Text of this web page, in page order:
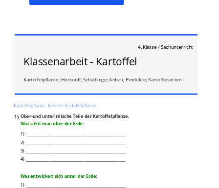
4. Klasse / Sachunterricht
Klassenarbeit - Kartoffel
Kartoffelpflanze; Herkunft; Schädlinge; Anbau; Produkte; Kartoffelsorten
Kartoffelpflanze, Teile der Kartoffelpflanze
1) Ober-und unterirdische Teile der Kartoffelpflanze.
Was sieht man über der Erde:
1) __________________________________________________
2) __________________________________________________
3) __________________________________________________
4) __________________________________________________
Was entwickelt sich unter der Erde:
1) __________________________________________________